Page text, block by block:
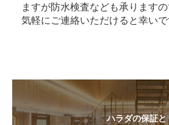
ますが防水検査なども承ります
気軽にご連絡いただけると幸いで
ハラダの保証と